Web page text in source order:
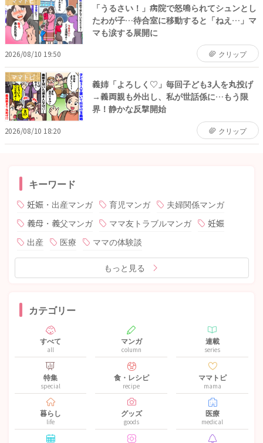
「うるさい！」病院で怒鳴られてシュンとし
たわが子…待合室に移動すると「ねえ…」マ
マも涙する展開に
2026/08/10 19:50 クリップ
ママトピ
義姉「よろしく♡」毎回子ども3人を丸投げ
→義両親も外出し、私が世話係に…もう限
界！静かな反撃開始
2026/08/10 18:20 クリップ
キーワード
妊娠・出産マンガ 育児マンガ
夫婦関係マンガ
義母・義父マンガ
ママ友トラブルマンガ
妊娠
出産
医療 ママの体験談
もっと見る
カテゴリー
すべて
all
マンガ
column
連載
series
特集
special
食・レシピ
recipe
ママトピ
mama
暮らし
life
グッズ
goods
医療
medical